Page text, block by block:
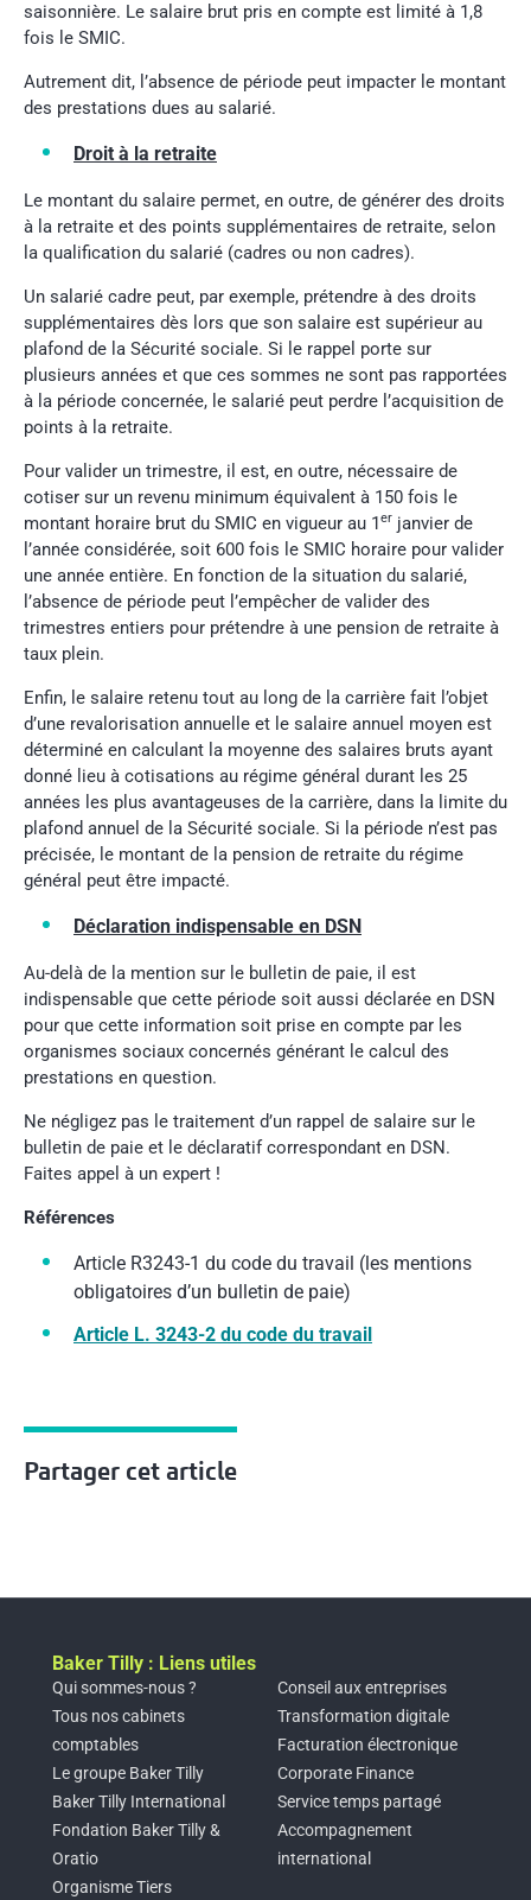
saisonnière. Le salaire brut pris en compte est limité à 1,8
fois le SMIC.
Autrement dit, l’absence de période peut impacter le montant
des prestations dues au salarié.
Droit à la retraite
Le montant du salaire permet, en outre, de générer des droits
à la retraite et des points supplémentaires de retraite, selon
la qualification du salarié (cadres ou non cadres).
Un salarié cadre peut, par exemple, prétendre à des droits
supplémentaires dès lors que son salaire est supérieur au
plafond de la Sécurité sociale. Si le rappel porte sur
plusieurs années et que ces sommes ne sont pas rapportées
à la période concernée, le salarié peut perdre l’acquisition de
points à la retraite.
Pour valider un trimestre, il est, en outre, nécessaire de
cotiser sur un revenu minimum équivalent à 150 fois le
montant horaire brut du SMIC en vigueur au 1er janvier de
l’année considérée, soit 600 fois le SMIC horaire pour valider
une année entière. En fonction de la situation du salarié,
l’absence de période peut l’empêcher de valider des
trimestres entiers pour prétendre à une pension de retraite à
taux plein.
Enfin, le salaire retenu tout au long de la carrière fait l’objet
d’une revalorisation annuelle et le salaire annuel moyen est
déterminé en calculant la moyenne des salaires bruts ayant
donné lieu à cotisations au régime général durant les 25
années les plus avantageuses de la carrière, dans la limite du
plafond annuel de la Sécurité sociale. Si la période n’est pas
précisée, le montant de la pension de retraite du régime
général peut être impacté.
Déclaration indispensable en DSN
Au-delà de la mention sur le bulletin de paie, il est
indispensable que cette période soit aussi déclarée en DSN
pour que cette information soit prise en compte par les
organismes sociaux concernés générant le calcul des
prestations en question.
Ne négligez pas le traitement d’un rappel de salaire sur le
bulletin de paie et le déclaratif correspondant en DSN.
Faites appel à un expert !
Références
Article R3243-1 du code du travail (les mentions
obligatoires d’un bulletin de paie)
Article L. 3243-2 du code du travail
Partager cet article
Baker Tilly : Liens utiles
Qui sommes-nous ?
Tous nos cabinets
comptables
Le groupe Baker Tilly
Baker Tilly International
Fondation Baker Tilly &
Oratio
Organisme Tiers
Conseil aux entreprises
Transformation digitale
Facturation électronique
Corporate Finance
Service temps partagé
Accompagnement
international